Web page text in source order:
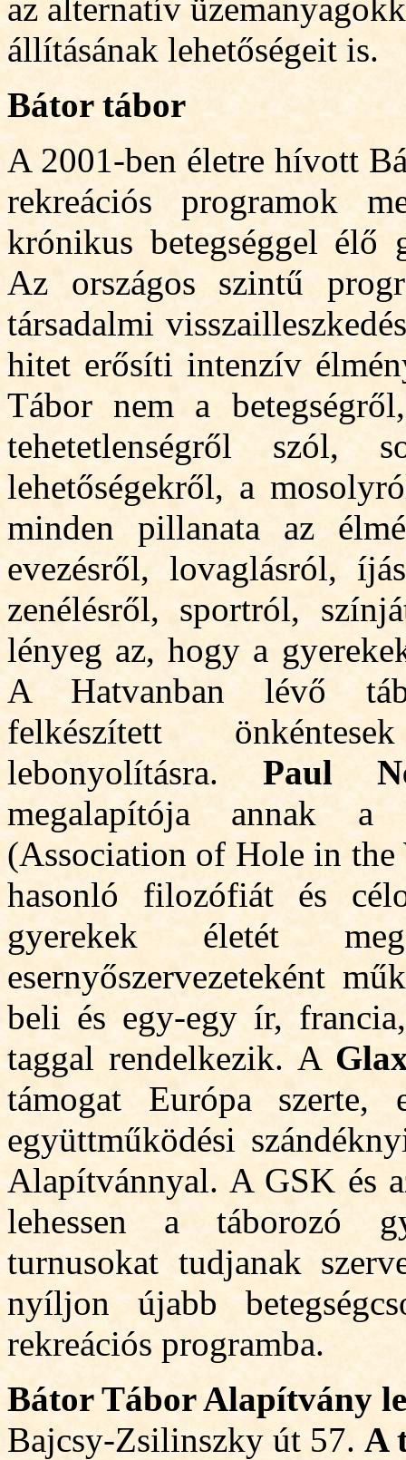
az alternatív
állításának lehetőségeit is.
Bátor tábor
A 2001-ben életre hívott
rekreációs programok
krónikus betegséggel élő
Az országos szintű
társadalmi
hitet erősíti intenzív
Tábor nem a
tehetetlenségről
lehetőségekről, a
minden pillanata az é
evezésről, lovaglásról,
zenélésről, sportról,
lényeg az, hogy a
A Hatvanban lévő
felkészített
lebonyolításra. Paul
megalapítója annak a
(Association of Hole in the
hasonló filozófiát és
gyerekek életét
esernyőszervezeteként
beli és egy-egy ír,
taggal rendelkezik. A
támogat Európa szerte,
együttműködési
Alapítvánnyal. A GSK és
lehessen a táborozó
turnusokat tudjanak
nyíljon újabb
rekreációs programba.
Bátor Tábor Alapítvány
Bajcsy-Zsilinszky út 57. A